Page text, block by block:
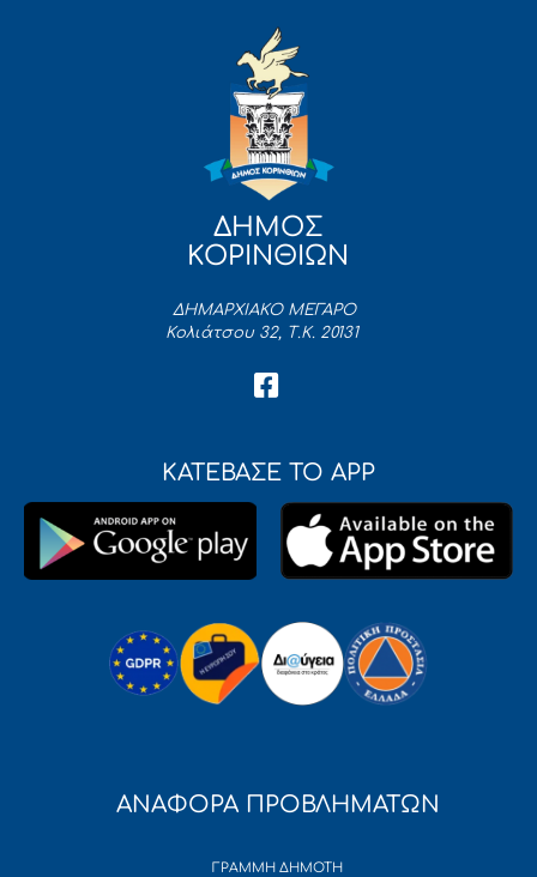
ΔΗΜΟΣ
ΚΟΡΙΝΘΙΩΝ
ΔΗΜΑΡΧΙΑΚΟ ΜΕΓΑΡΟ
Κολιάτσου 32, Τ.Κ. 20131
ΚΑΤΕΒΑΣΕ ΤΟ APP
ΑΝΑΦΟΡΑ ΠΡΟΒΛΗΜΑΤΩΝ
ΓΡΑΜΜΗ ΔΗΜΟΤΗ